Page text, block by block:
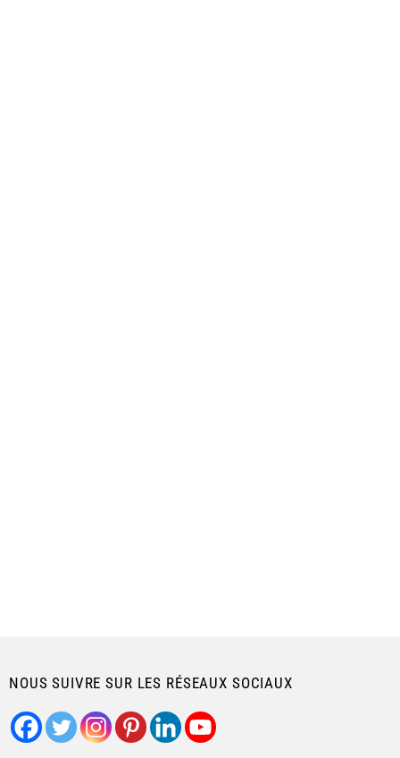
NOUS SUIVRE SUR LES RÉSEAUX SOCIAUX